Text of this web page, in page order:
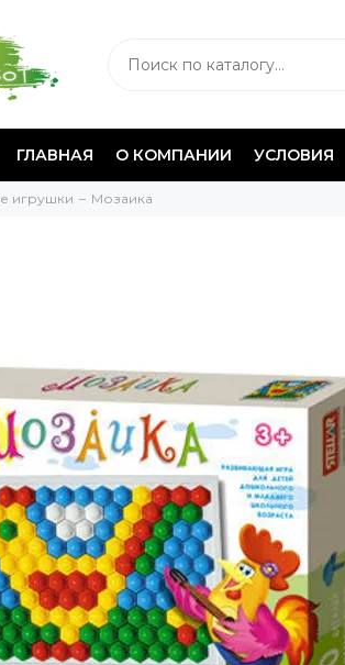
ГЛАВНАЯ О КОМПАНИИ УСЛОВИЯ
игрушки Мозаика